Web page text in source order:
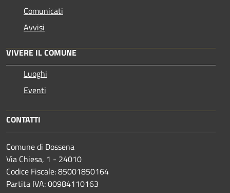
Comunicati
Avvisi
VIVERE IL COMUNE
Luoghi
Eventi
CONTATTI
Comune di Dossena
Via Chiesa, 1 - 24010
Codice Fiscale: 85001850164
Partita IVA: 00984110163